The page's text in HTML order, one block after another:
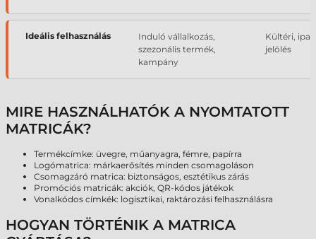
Ideális felhasználás
Induló vállalkozás,
szezonális termék,
kampány
Kültéri,
jelölés
MIRE HASZNÁLHATÓK A NYOMTATOTT
MATRICÁK?
Termékcímke: üvegre, műanyagra, fémre, papírra
Logómatrica: márkaerősítés minden csomagoláson
Csomagzáró matrica: biztonságos, esztétikus zárás
Promóciós matricák: akciók, QR-kódos játékok
Vonalkódos címkék: logisztikai, raktározási felhasználásra
HOGYAN TÖRTÉNIK A MATRICA